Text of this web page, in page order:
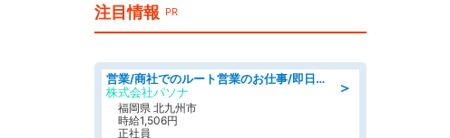
注目情報 PR
＞
営業/商社でのルート営業のお仕事/即日勤務可/車通勤可/営業
株式会社パソナ
福岡県 北九州市
時給1,506円
正社員